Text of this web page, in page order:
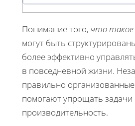
Понимание того, что такое
могут быть
более эффективно
в повседневной жизни.
правильно
помогают упрощать
производительность.